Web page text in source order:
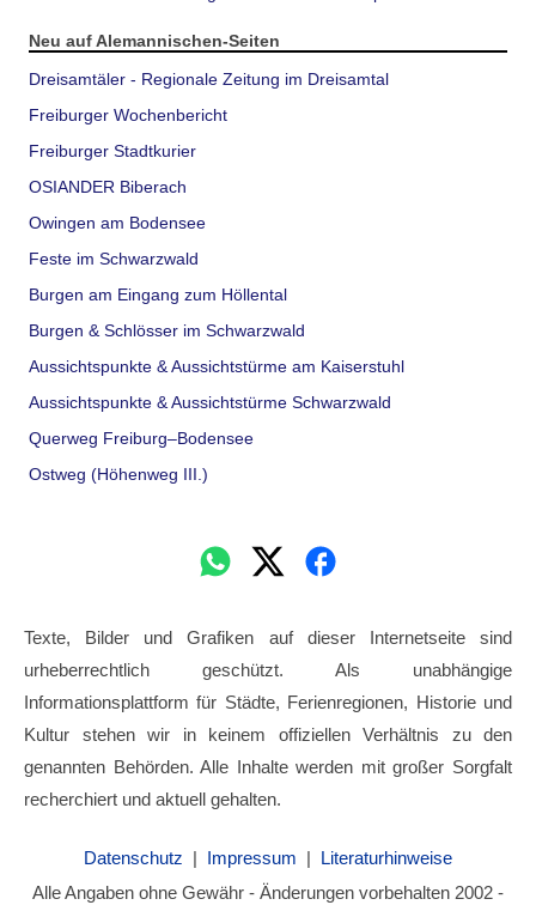
Neu auf Alemannischen-Seiten
Dreisamtäler - Regionale Zeitung im Dreisamtal
Freiburger Wochenbericht
Freiburger Stadtkurier
OSIANDER Biberach
Owingen am Bodensee
Feste im Schwarzwald
Burgen am Eingang zum Höllental
Burgen & Schlösser im Schwarzwald
Aussichtspunkte & Aussichtstürme am Kaiserstuhl
Aussichtspunkte & Aussichtstürme Schwarzwald
Querweg Freiburg–Bodensee
Ostweg (Höhenweg III.)
Texte, Bilder und Grafiken auf dieser Internetseite sind
urheberrechtlich geschützt. Als unabhängige
Informationsplattform für Städte, Ferienregionen, Historie und
Kultur stehen wir in keinem offiziellen Verhältnis zu den
genannten Behörden. Alle Inhalte werden mit großer Sorgfalt
recherchiert und aktuell gehalten.
Datenschutz | Impressum | Literaturhinweise
Alle Angaben ohne Gewähr - Änderungen vorbehalten 2002 -